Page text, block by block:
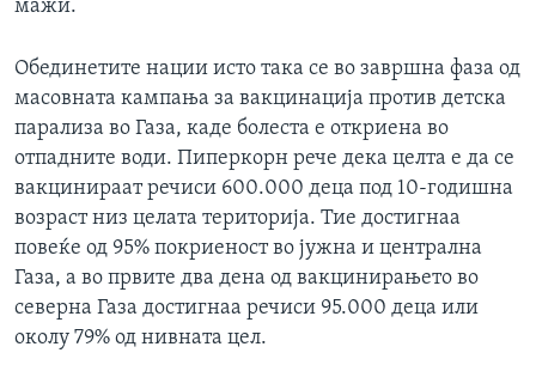
мажи.
Обединетите нации исто така се во завршна фаза од
масовната кампања за вакцинација против детска
парализа во Газа, каде болеста е откриена во
отпадните води. Пиперкорн рече дека целта е да се
вакцинираат речиси 600.000 деца под 10-годишна
возраст низ целата територија. Тие достигнаа
повеќе од 95% покриеност во јужна и централна
Газа, а во првите два дена од вакцинирањето во
северна Газа достигнаа речиси 95.000 деца или
околу 79% од нивната цел.